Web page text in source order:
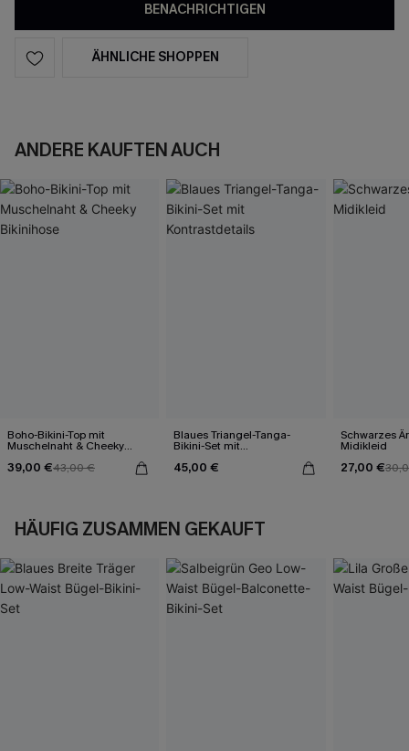
BENACHRICHTIGEN
ÄHNLICHE SHOPPEN
ANDERE KAUFTEN AUCH
Boho-Bikini-Top mit
Muschelnaht & Cheeky
39,00 €43,00 €
Blaues Triangel-Tanga-
Bikini-Set mit
45,00 €
Schwarzes
Midikleid
27,00 €
HÄUFIG ZUSAMMEN GEKAUFT